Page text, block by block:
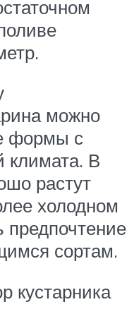
можно
формы с
климата. В
растут
холодном
предпочтение
сортам.
кустарника